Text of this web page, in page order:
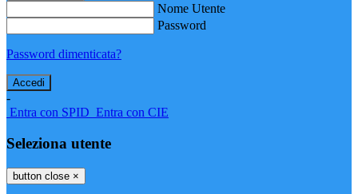
Nome Utente
Password
Password dimenticata?
-
Entra con SPID Entra con CIE
Seleziona utente
button close ×